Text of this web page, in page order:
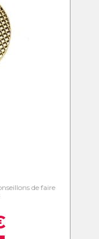
de faire